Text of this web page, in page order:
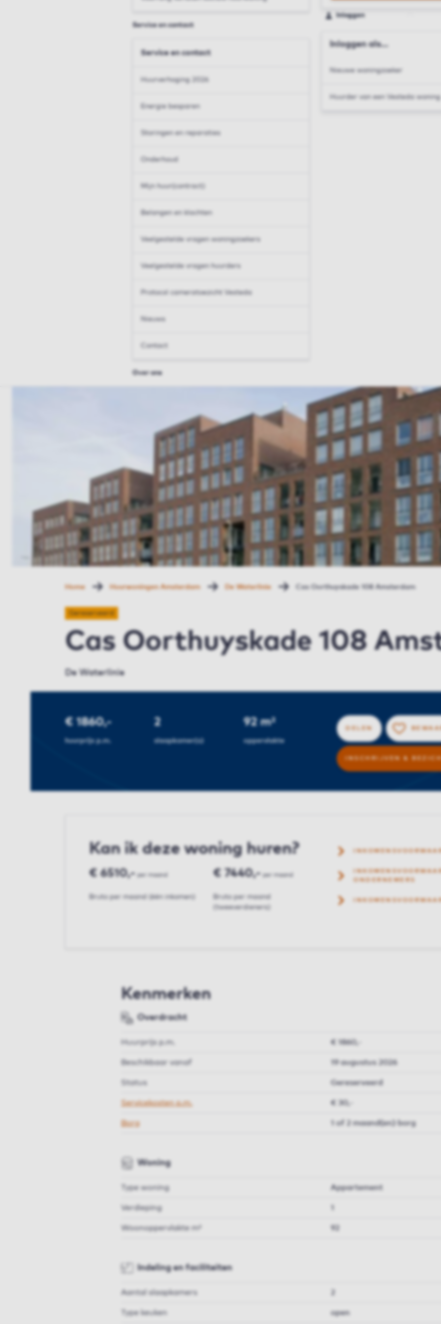
Service en contact
Service en contact
Huurverhoging 2026
Energie besparen
Storingen en reparaties
Onderhoud
Mijn huur(contract)
Belangen en klachten
Veelgestelde vragen woningzoekers
Veelgestelde vragen huurders
Protocol cameratoezicht Vesteda
Nieuws
Contact
Over ons
Inloggen
Inloggen als...
Nieuwe woningzoeker
Huurder van een Vesteda woning
Home Huurwoningen Amsterdam De Waterlinie Cas Oorthuyskade 108 Amsterdam
Gereserveerd
Cas Oorthuyskade 108
De Waterlinie
€ 1860,-
huurprijs p.m.
2
slaapkamer(s)
92 m²
oppervlakte
INSCHRIJVEN &
Kan ik deze woning huren?
€ 6510,- per maand
Bruto per maand (één inkomen)
€ 7440,- per maand
Bruto per maand
(tweeverdieners)
ONDERNEMERS
Kenmerken
Overdracht
Huurprijs p.m. € 1860,-
Beschikbaar vanaf 19 augustus 2026
Status Gereserveerd
Servicekosten p.m. € 30,-
Borg 1 of 2 maand(en) borg
Woning
Type woning Appartement
Verdieping
Woonoppervlakte m²
Indeling en faciliteiten
Aantal slaapkamers
Type keuken open